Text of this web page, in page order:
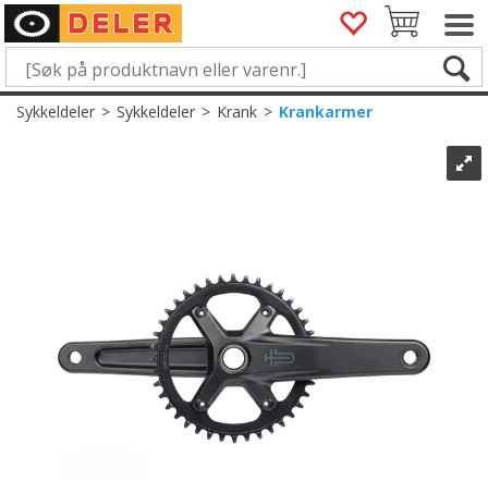
Sykkeldeler>Sykkeldeler>Krank>Krankarmer